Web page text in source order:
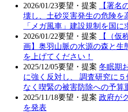
2026/01/23要望・提案
【署名
壊し、土砂災害発生の危険を
「メガ風車」建設規制を国に
2026/01/22要望・提案
【（仮
画】奥羽山脈の水源の森と生
を上げてください！
2025/12/05要望・提案 冬眠期
に強く反対し、 調査研究に
なく喫緊の被害防除への予算
2025/11/18要望・提案 政府が
を発表